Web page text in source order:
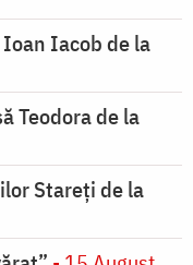
Iacob de la
Teodora de la
Stareți de la